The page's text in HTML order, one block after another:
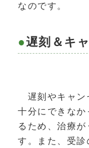
なのです。
遅刻＆キ
遅刻やキャン
十分にできな
るため、治療
す。また、受診